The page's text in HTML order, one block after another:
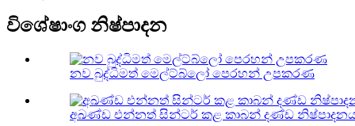
විශේෂාංග නිෂ්පාදන
නව බුද්ධිමත් මෙල්ට්බ්ලෝ පෙරහන් උපකරණ
අඛණ්ඩ එන්නත් සින්ටර් කළ කාබන් දණ්ඩ නිෂ්පාදනය